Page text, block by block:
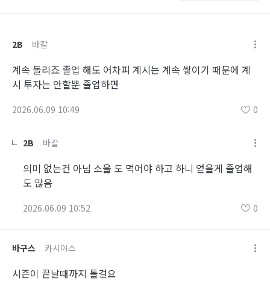
2B 바칼
계속 돌리죠 졸업 해도 어차피 계시는 계속 쌓이기 때문에 계
시 투자는 안할뿐 졸업하면
2026.06.09 10:49 0
2B 바칼
의미 없는건 아님 소울 도 먹어야 하고 하니 얻을게 졸업해
도 많음
2026.06.09 10:52 0
바구스 카시야스
시즌이 끝날때까지 돌걸요